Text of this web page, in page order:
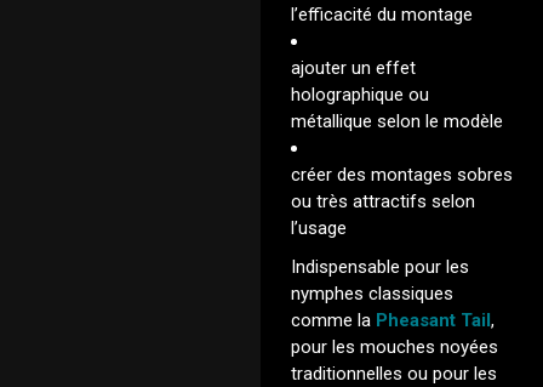
l’efficacité du montage
ajouter un effet
holographique ou
métallique selon le modèle
créer des montages sobres
ou très attractifs selon
l’usage
Indispensable pour les
nymphes classiques
comme la Pheasant Tail,
pour les mouches noyées
traditionnelles ou pour les